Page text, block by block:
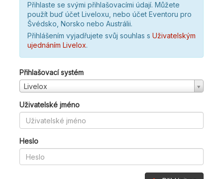
Přihlaste se svými přihlašovacími údají. Můžete
použít buď účet Liveloxu, nebo účet Eventoru pro
Švédsko, Norsko nebo Austrálii.
Přihlášením vyjadřujete svůj souhlas s Uživatelským
ujednáním Livelox.
Přihlašovací systém
Livelox
Uživatelské jméno
Heslo